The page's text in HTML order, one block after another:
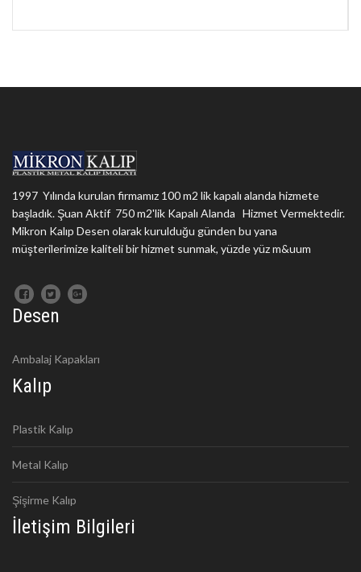
1997 Yılında kurulan firmamız 100 m2 lik kapalı alanda hizmete
başladık. Şuan Aktif 750 m2'lik Kapalı Alanda Hizmet Vermektedir.
Mikron Kalıp Desen olarak kurulduğu günden bu yana
müşterilerimize kaliteli bir hizmet sunmak, yüzde yüz m&uum
Desen
Ambalaj Kapakları
Kalıp
Plastik Kalıp
Metal Kalıp
Şişirme Kalıp
İletişim Bilgileri